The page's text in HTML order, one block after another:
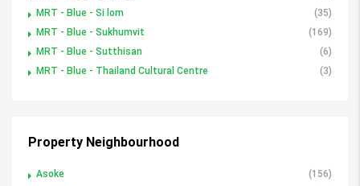
MRT - Blue - Si lom
(35)
MRT - Blue - Sukhumvit
(169)
MRT - Blue - Sutthisan
(6)
MRT - Blue - Thailand Cultural Centre
(3)
Property Neighbourhood
Asoke
(156)